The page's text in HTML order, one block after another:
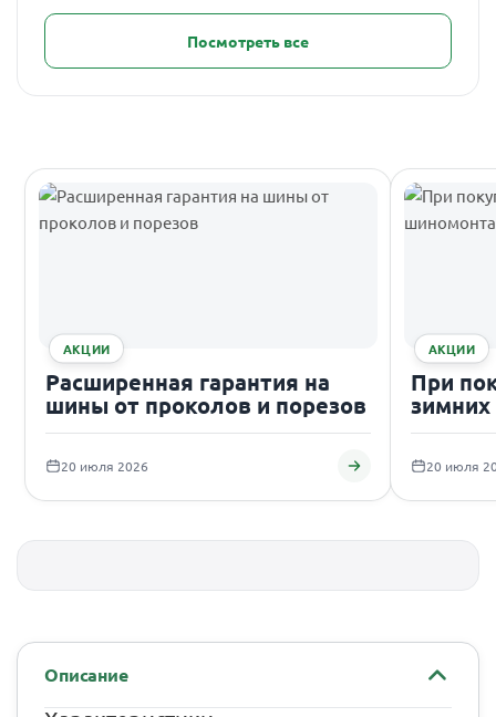
Посмотреть все
АКЦИИ
Расширенная гарантия на
шины от проколов и порезов
20 июля 2026
АКЦИИ
При
20 июля
Описание